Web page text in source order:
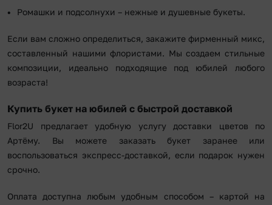
Ромашки и подсолнухи – нежные и душевные букеты.
Если вам сложно определиться, закажите фирменный микс,
составленный нашими флористами. Мы создаем стильные
композиции, идеально подходящие под юбилей любого
возраста!
Купить букет на юбилей с быстрой доставкой
Flor2U предлагает удобную услугу доставки цветов по
Артёму. Вы можете заказать букет заранее или
воспользоваться экспресс-доставкой, если подарок нужен
срочно.
Оплата доступна любым удобным способом – картой на